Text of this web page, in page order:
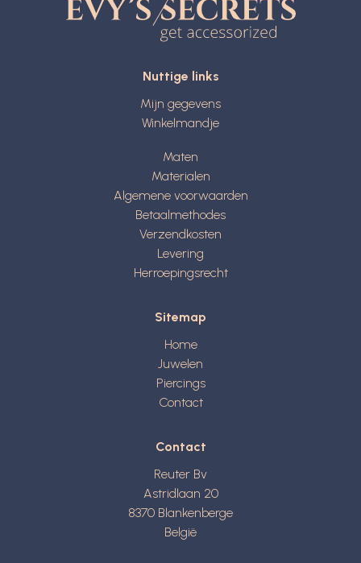
Nuttige links
Mijn gegevens
Winkelmandje
Maten
Materialen
Algemene voorwaarden
Betaalmethodes
Verzendkosten
Levering
Herroepingsrecht
Sitemap
Home
Juwelen
Piercings
Contact
Contact
Reuter Bv
Astridlaan 20
8370 Blankenberge
België